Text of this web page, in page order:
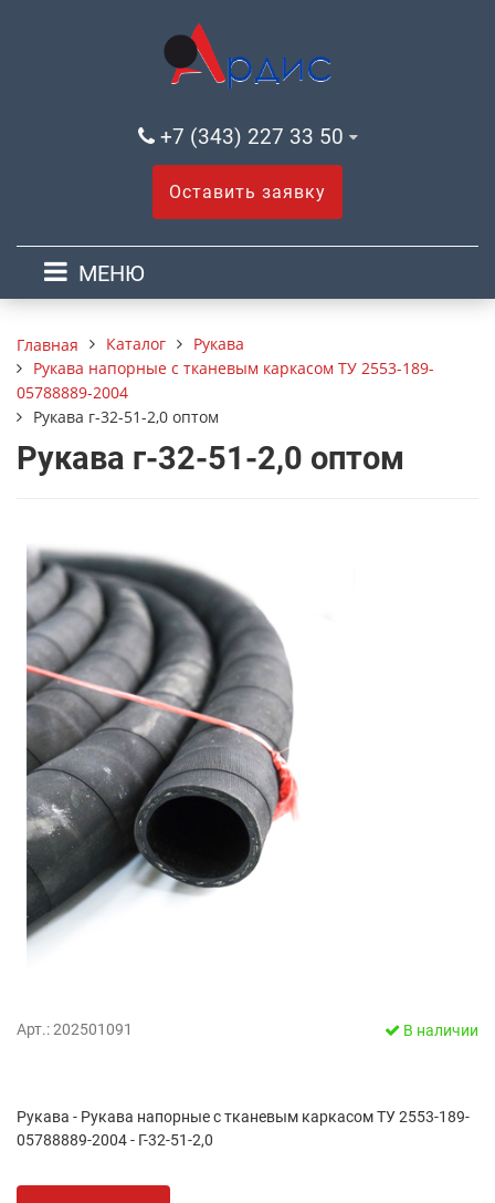
+7 (343) 227 33 50
Оставить заявку
МЕНЮ
Главная Каталог
Рукава
Рукава напорные с тканевым каркасом ТУ 2553-189-
05788889-2004
Рукава г-32-51-2,0 оптом
Рукава г-32-51-2,0 оптом
Арт.: 202501091 В наличии
Рукава - Рукава напорные с тканевым каркасом ТУ 2553-189-
05788889-2004 - Г-32-51-2,0